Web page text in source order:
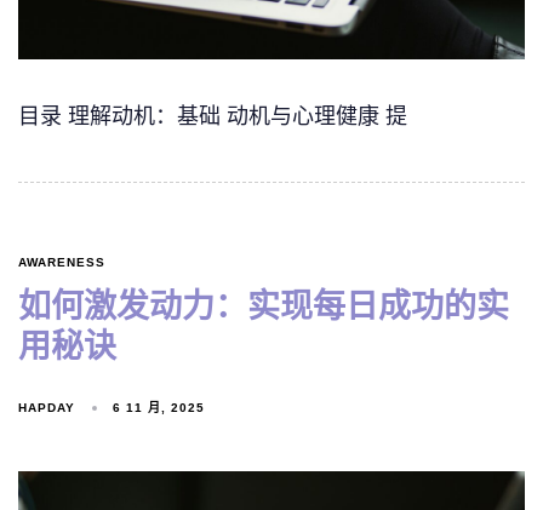
目录 理解动机：基础 动机与心理健康 提
AWARENESS
如何激发动力：实现每日成功的实
用秘诀
HAPDAY 6 11 月, 2025